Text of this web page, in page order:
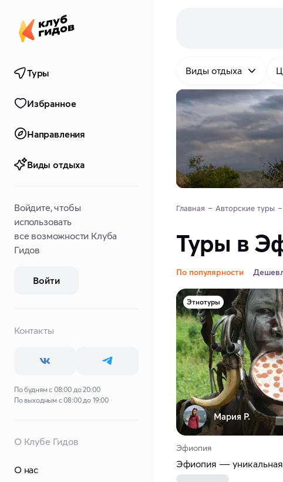
Туры
Избранное
Направления
Виды отдыха
Войдите, чтобы
использовать
все возможности Клуба
Гидов
Войти
Контакты
По будням с 08:00 до 20:00
По выходным с 08:00 до 19:00
О Клубе Гидов
О нас
Виды отдыха
Главная Авторские туры
Туры в
По популярности
Этнотуры
Мария Р.
Эфиопия
Эфиопия ―